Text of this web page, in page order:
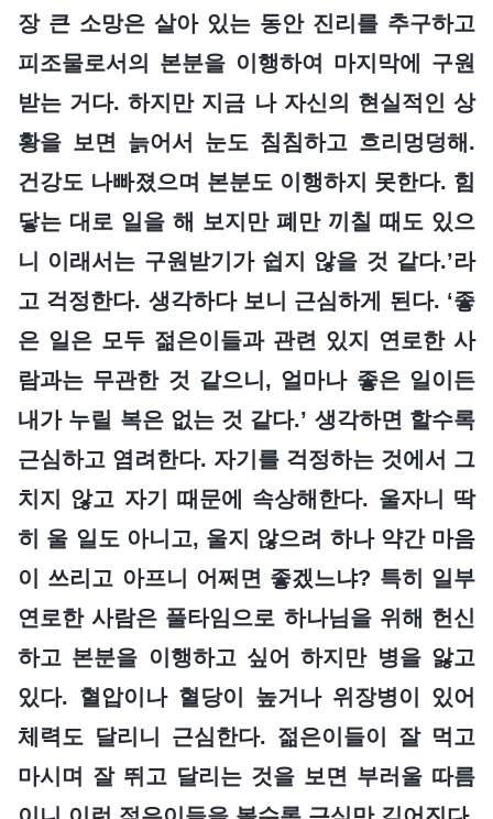
장 큰 소망은 살아 있는 동안 진리를 추구하고
피조물로서의 본분을 이행하여 마지막에 구원
받는 거다. 하지만 지금 나 자신의 현실적인 상
황을 보면 늙어서 눈도 침침하고 흐리멍덩해.
건강도 나빠졌으며 본분도 이행하지 못한다. 힘
닿는 대로 일을 해 보지만 폐만 끼칠 때도 있으
니 이래서는 구원받기가 쉽지 않을 것 같다.’라
고 걱정한다. 생각하다 보니 근심하게 된다. ‘좋
은 일은 모두 젊은이들과 관련 있지 연로한 사
람과는 무관한 것 같으니, 얼마나 좋은 일이든
내가 누릴 복은 없는 것 같다.’ 생각하면 할수록
근심하고 염려한다. 자기를 걱정하는 것에서 그
치지 않고 자기 때문에 속상해한다. 울자니 딱
히 울 일도 아니고, 울지 않으려 하나 약간 마음
이 쓰리고 아프니 어쩌면 좋겠느냐? 특히 일부
연로한 사람은 풀타임으로 하나님을 위해 헌신
하고 본분을 이행하고 싶어 하지만 병을 앓고
있다. 혈압이나 혈당이 높거나 위장병이 있어
체력도 달리니 근심한다. 젊은이들이 잘 먹고
마시며 잘 뛰고 달리는 것을 보면 부러울 따름